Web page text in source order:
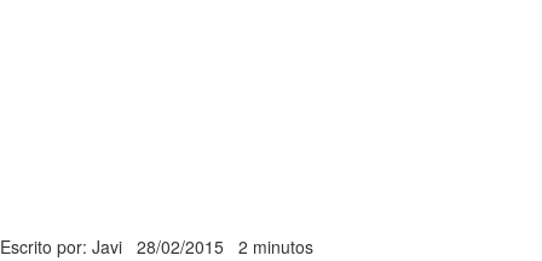
Escrito por: Javi 28/02/2015 2 minutos